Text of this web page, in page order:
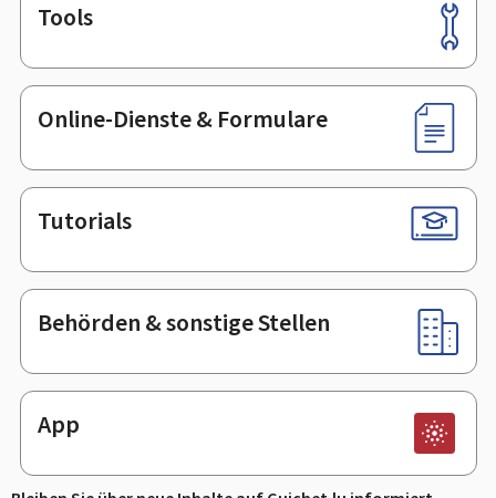
Footer
Tools
Online-Dienste & Formulare
Tutorials
Behörden & sonstige Stellen
App